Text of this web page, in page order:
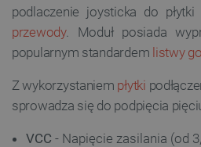
podlaczenie joysticka do płytki
przewody. Moduł posiada
popularnym standardem listwy
Z wykorzystaniem płytki
sprowadza się do podpięcia
VCC - Napięcie zasilania (od